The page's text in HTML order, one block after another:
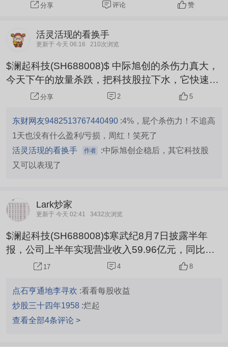
分享 评论 赞
活灵活现的看换手
更新于 今天 06:16 210次浏览
$澜起科技(SH688008)$ 中际旭创的杀伤力真大，
今天下午的放量杀跌，把科技股拉下水，它快速反
弹，科技股马上跟着快速反弹。
分享 2 5
东财网友9482513767440490 :4%，屁个杀伤力！不追高
1天也没有什么盈利/亏损，周红！笑死了
活灵活现的看换手
作者 :中际旭创企稳后，其它科技股
又可以表现了
Lark炒家
更新于 今天 02:41 3432次浏览
$澜起科技(SH688008)$寒武纪8月7日披露半年
报，公司上半年实现营业收入59.96亿元，同比增
长108.13%；归属于上市公司股东的净利润23.11
基本每股收益3.68元/股。报告期内，公司业绩主要
受益于持续拓展市场及助力人工智能应用落地，带
动收入大幅增长。，人家一千多快也是赚20亿
17 4 8
点石亨通地李寻欢 :看看每股收益
炒股三十四年1958 :烂起
查看全部4条评论 >